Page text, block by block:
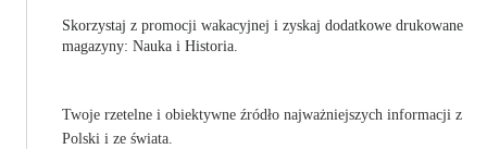
Skorzystaj z promocji wakacyjnej i zyskaj dodatkowe drukowane
magazyny: Nauka i Historia.
Twoje rzetelne i obiektywne źródło najważniejszych informacji z
Polski i ze świata.